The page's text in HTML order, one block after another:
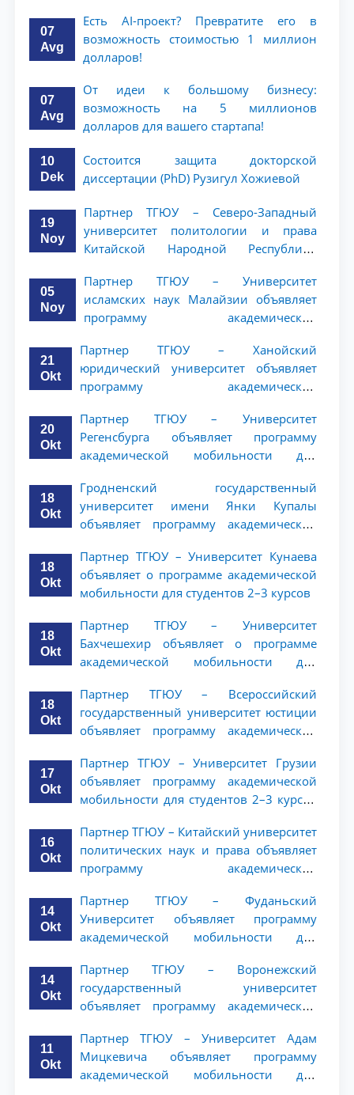
07
Avg
Есть AI-проект? Превратите его в
возможность стоимостью 1 миллион
долларов!
07
Avg
От идеи к большому бизнесу:
возможность на 5 миллионов
долларов для вашего стартапа!
10
Dek
Состоится защита докторской
диссертации (PhD) Рузигул Xoжиевой
19
Noy
Партнер ТГЮУ – Северо-Западный
университет политологии и права
Китайской Народной Республики
академической мобильности для
студентов 2–3 курсов
05
Noy
Партнер ТГЮУ – Университет
исламских наук Малайзии объявляет
программу академической
ТГЮУ
21
Okt
Партнер ТГЮУ – Ханойский
юридический университет объявляет
программу академической
20
Okt
Партнер ТГЮУ – Университет
Регенсбурга объявляет программу
академической мобильности для
18
Okt
Гродненский государственный
университет имени Янки Купалы
объявляет программу академической
ТГЮУ
18
Okt
Партнер ТГЮУ – Университет Кунаева
объявляет о программе академической
мобильности для студентов 2–3 курсов
18
Okt
Партнер ТГЮУ – Университет
Бахчешехир объявляет о программе
академической мобильности для
18
Okt
Партнер ТГЮУ – Всероссийский
государственный университет юстиции
объявляет программу академической
ТГЮУ
17
Okt
Партнер ТГЮУ – Университет Грузии
объявляет программу академической
мобильности для студентов 2–3 курсов
16
Okt
Партнер ТГЮУ – Китайский университет
политических наук и права объявляет
программу академической
ТГЮУ
14
Okt
Партнер ТГЮУ – Фуданьский
Университет объявляет программу
академической мобильности для
14
Okt
Партнер ТГЮУ – Воронежский
государственный университет
объявляет программу академической
ТГЮУ
11
Okt
Партнер ТГЮУ – Университет Адам
Мицкевича объявляет программу
академической мобильности для